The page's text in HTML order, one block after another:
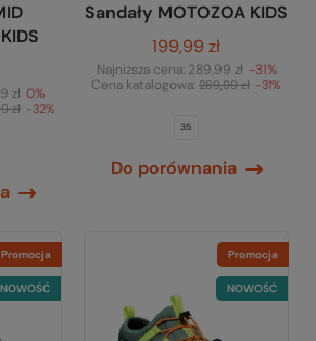
zł 0%
zł -32%
Sandały MOTOZOA KIDS
199,99 zł
Najniższa cena: 289,99 zł -31%
Cena katalogowa: 289,99 zł -31%
35
Do porównania
Promocja
NOWOŚĆ
Promocja
NOWOŚĆ